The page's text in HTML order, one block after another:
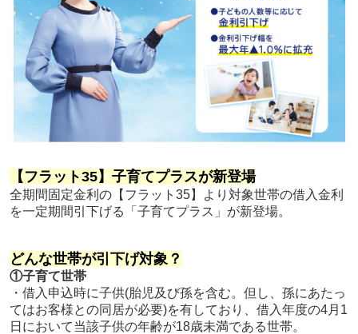
【フラット35】子育てプラスが新登場
全期間固定金利の【フラット35】より対象世帯の借入金利
を一定期間引下げる「子育てプラス」が新登場。
どんな世帯が引下げ対象？
①子育て世帯
・借入申込時に子供(胎児及び孫を含む。但し、孫にあたっ
てはお客様との同居が必要)を有しており、借入年度の4月1
日において当該子供の年齢が18歳未満である世帯。